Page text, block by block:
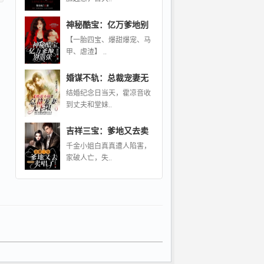
神秘酷宝：亿万爹地别
【一胎四宝、爆甜爆宠、马
甲、虐渣】 ..
婚谋不轨：总裁宠妻无
结婚纪念日当天，霍凉音收
到丈夫和堂妹..
吉祥三宝：爹地又去卖
千金小姐白真真遭人陷害，
家破人亡，失..